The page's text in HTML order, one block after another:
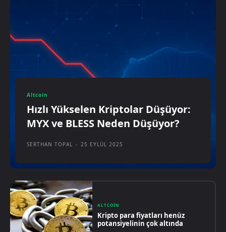
ALTCOIN
Kripto para fiyatları henüz
potansiyelinin çok altında
Altcoin
Hızlı Yükselen Kriptolar Düşüyor:
MYX ve BLESS Neden Düşüyor?
SERTHAN TOPAL - 25 EYLÜL 2025